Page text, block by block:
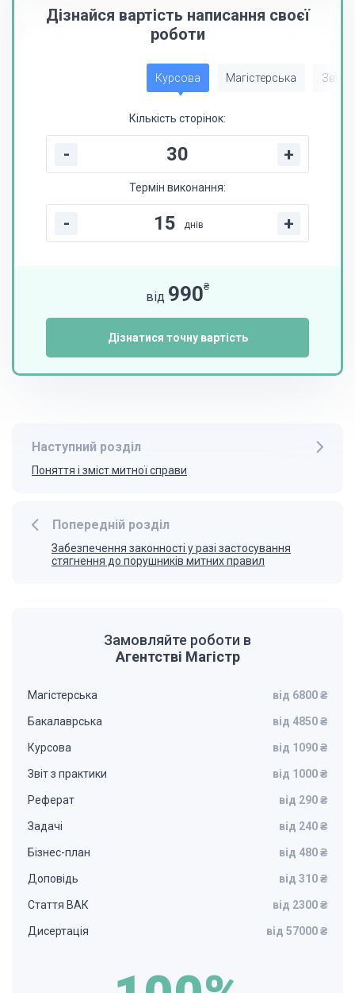
Дізнайся вартість написання своєї
роботи
Курсова Магістерська Звіт
Кількість сторінок:
- +
Термін виконання:
- днів +
від 990₴
Дізнатися точну вартість
Попередній розділ
Забезпечення законності у разі застосування
стягнення до порушників митних правил
Наступний розділ
Поняття і зміст митної справи
Замовляйте роботи в
Агентстві Магістр
Магістерська від 6800 ₴
Бакалаврська від 4850 ₴
Курсова від 1090 ₴
Звіт з практики від 1000 ₴
Реферат від 290 ₴
Задачі від 240 ₴
Бізнес-план від 480 ₴
Доповідь від 310 ₴
Стаття ВАК від 2300 ₴
Дисертація від 57000 ₴